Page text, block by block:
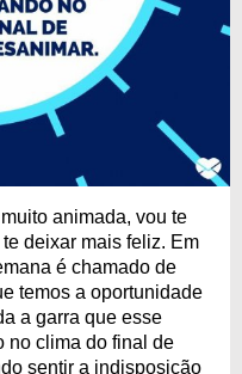
animada, vou te
deixar mais feliz. Em
é chamado de
temos a oportunidade
a garra que esse
no clima do final de
sentir a indisposição